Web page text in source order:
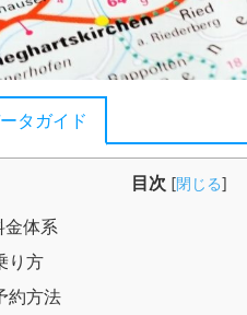
タガイド
目次 [閉じる]
金体系
り方
約方法